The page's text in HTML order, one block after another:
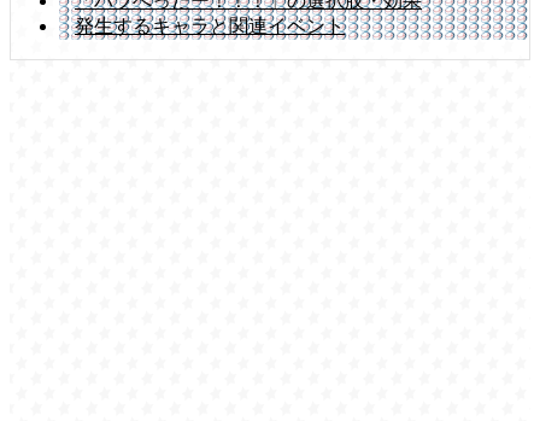
発生するキャラと関連イベント